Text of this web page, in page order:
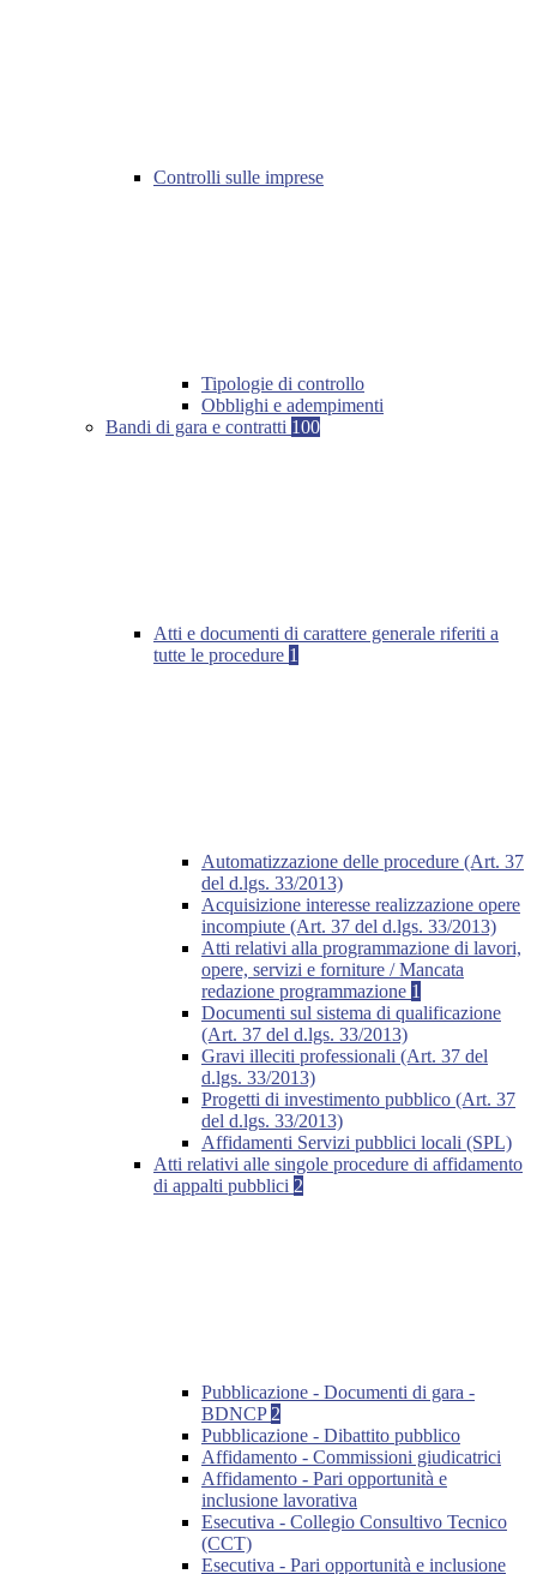
Controlli sulle imprese
Tipologie di controllo
Obblighi e adempimenti
Bandi di gara e contratti 100
Atti e documenti di carattere generale riferiti a
tutte le procedure 1
Automatizzazione delle procedure (Art. 37
del d.lgs. 33/2013)
Acquisizione interesse realizzazione opere
incompiute (Art. 37 del d.lgs. 33/2013)
Atti relativi alla programmazione di lavori,
opere, servizi e forniture / Mancata
redazione programmazione 1
Documenti sul sistema di qualificazione
(Art. 37 del d.lgs. 33/2013)
Gravi illeciti professionali (Art. 37 del
d.lgs. 33/2013)
Progetti di investimento pubblico (Art. 37
del d.lgs. 33/2013)
Affidamenti Servizi pubblici locali (SPL)
Atti relativi alle singole procedure di affidamento
di appalti pubblici 2
Pubblicazione - Documenti di gara -
BDNCP 2
Pubblicazione - Dibattito pubblico
Affidamento - Commissioni giudicatrici
Affidamento - Pari opportunità e
inclusione lavorativa
Esecutiva - Collegio Consultivo Tecnico
(CCT)
Esecutiva - Pari opportunità e inclusione